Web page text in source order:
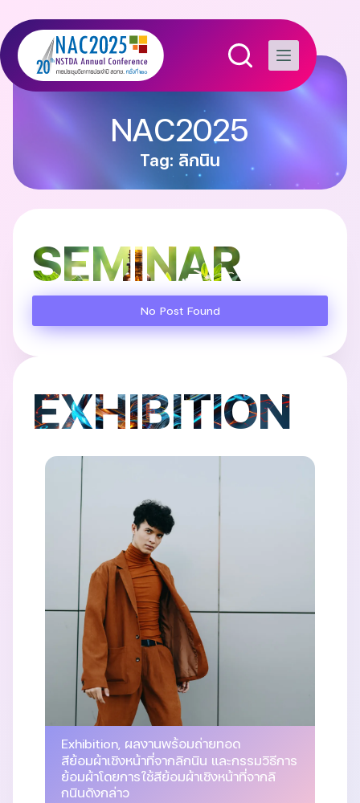
NAC2025
Tag: ลิกนิน
SEMINAR
No Post Found
EXHIBITION
Exhibition, ผลงานพร้อมถ่ายทอด
สีย้อมผ้าเชิงหน้าที่จากลิกนิน และกรรมวิธีการ
ย้อมผ้าโดยการใช้สีย้อมผ้าเชิงหน้าที่จากลิ
กนินดังกล่าว